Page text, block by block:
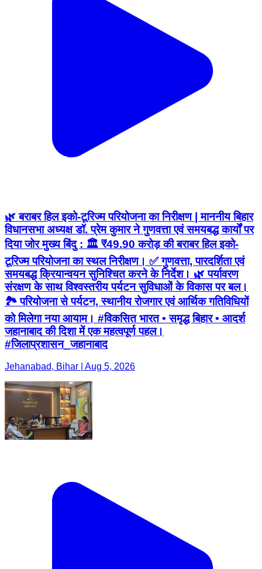
🌿 बराबर हिल इको-टूरिज्म परियोजना का निरीक्षण | माननीय बिहार
विधानसभा अध्यक्ष डॉ. प्रेम कुमार ने गुणवत्ता एवं समयबद्ध कार्यों पर
दिया जोर मुख्य बिंदु : 🏛️ ₹49.90 करोड़ की बराबर हिल इको-
टूरिज्म परियोजना का स्थल निरीक्षण। ✅ गुणवत्ता, पारदर्शिता एवं
समयबद्ध क्रियान्वयन सुनिश्चित करने के निर्देश। 🌿 पर्यावरण
संरक्षण के साथ विश्वस्तरीय पर्यटन सुविधाओं के विकास पर बल।
🏞️ परियोजना से पर्यटन, स्थानीय रोजगार एवं आर्थिक गतिविधियों
को मिलेगा नया आयाम। #विकसित भारत • समृद्ध बिहार • आदर्श
जहानाबाद की दिशा में एक महत्वपूर्ण पहल।
#जिलाप्रशासन_जहानाबाद
Jehanabad, Bihar | Aug 5, 2026